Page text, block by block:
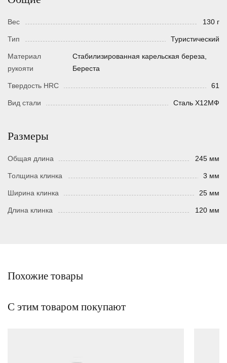
Вес 130 г
Тип Туристический
Материал
рукояти
Стабилизированная карельская береза,
Береста
Твердость HRC 61
Вид стали Сталь Х12МФ
Размеры
Общая длина 245 мм
Толщина клинка 3 мм
Ширина клинка 25 мм
Длина клинка 120 мм
Похожие товары
С этим товаром покупают